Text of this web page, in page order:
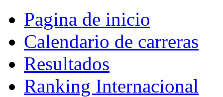
Pagina de inicio
Calendario de carreras
Resultados
Ranking Internacional